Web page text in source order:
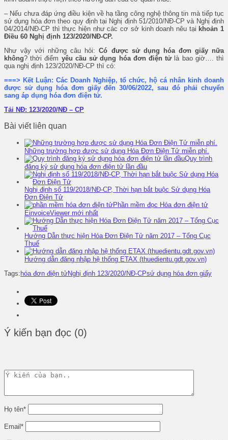
– Nếu chưa đáp ứng điều kiện về hạ tầng công nghệ thông tin mà tiếp tục
sử dụng hóa đơn theo quy định tại Nghị định 51/2010/NĐ-CP và Nghị định
04/2014/NĐ-CP thì thực hiện như các cơ sở kinh doanh nêu tại khoản 1
Điều 60 Nghị định 123/2020/NĐ-CP.
Như vậy với những câu hỏi:Có được sử dụng hóa đơn giấy nữa
không? thời điểm yêu cầu sử dụng hóa đơn điện tửlà bao giờ…. thì
qua nghị định 123/2020/NĐ-CP thì có:
===> Kết Luận: Các Doanh Nghiệp, tổ chức, hộ cá nhân kinh doanh
được sử dụng hóa đơn giấy đến 30/06/2022, sau đó phải chuyển
sang áp dụng hóa đơn điện tử.
Tải NĐ: 123/2020/NĐ – CP
Bài viết liên quan
Những trường hợp được sử dụng Hóa Đơn Điện Tử miễn phí.
Quy trình
đăng ký sử dụng hóa đơn điện tử lần đầu
Nghị định số 119/2018/NĐ-CP, Thời hạn bắt buộc Sử dụng Hóa
Đơn Điện Tử
Phần mềm đọc Hóa đơn điện tử
EinvoiceViewer mới nhất
Hướng Dẫn thực hiện Hóa Đơn Điện Tử năm 2017 – Tổng Cục
Thuế
Hướng dẫn đăng nhập hệ thống ETAX (thuedientu.gdt.gov.vn)
Tags: hóa đơn điện tửNghị định 123/2020/NĐ-CPsử dụng hóa đơn giấy
Ý kiến bạn đọc (0)
Họ tên*
Email *